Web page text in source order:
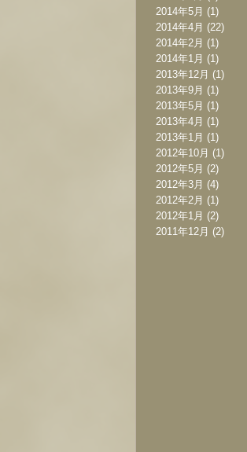
2014年5月 (1)
2014年4月 (22)
2014年2月 (1)
2014年1月 (1)
2013年12月 (1)
2013年9月 (1)
2013年5月 (1)
2013年4月 (1)
2013年1月 (1)
2012年10月 (1)
2012年5月 (2)
2012年3月 (4)
2012年2月 (1)
2012年1月 (2)
2011年12月 (2)